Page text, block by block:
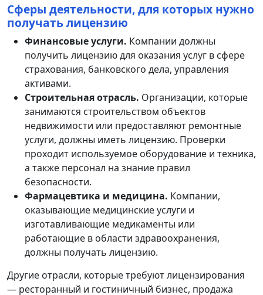
Сферы деятельности, для которых нужно
получать лицензию
Финансовые услуги. Компании должны
получить лицензию для оказания услуг в сфере
страхования, банковского дела, управления
активами.
Строительная отрасль. Организации, которые
занимаются строительством объектов
недвижимости или предоставляют ремонтные
услуги, должны иметь лицензию. Проверки
проходит используемое оборудование и техника,
а также персонал на знание правил
безопасности.
Фармацевтика и медицина. Компании,
оказывающие медицинские услуги и
изготавливающие медикаменты или
работающие в области здравоохранения,
должны получать лицензию.
Другие отрасли, которые требуют лицензирования
— ресторанный и гостиничный бизнес, продажа